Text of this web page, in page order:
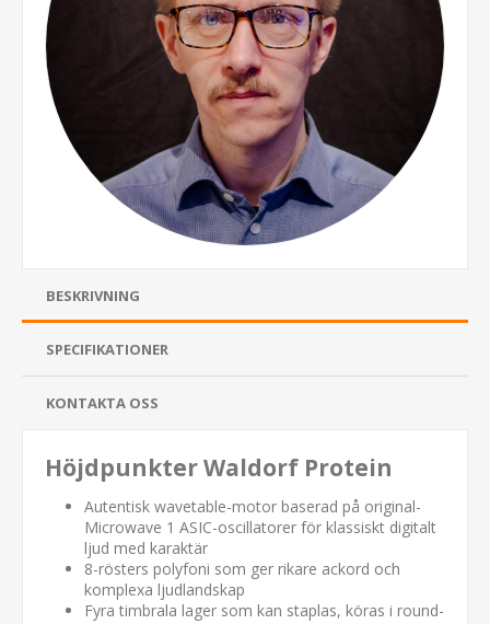
BESKRIVNING
SPECIFIKATIONER
KONTAKTA OSS
Höjdpunkter Waldorf Protein
Autentisk wavetable-motor baserad på original-
Microwave 1 ASIC-oscillatorer för klassiskt digitalt
ljud med karaktär
8-rösters polyfoni som ger rikare ackord och
komplexa ljudlandskap
Fyra timbrala lager som kan staplas, köras i round-